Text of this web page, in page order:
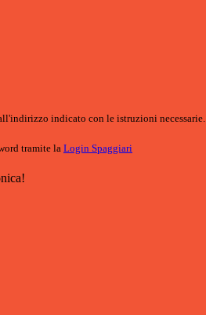
indicato con le istruzioni necessarie.
tramite la Login Spaggiari